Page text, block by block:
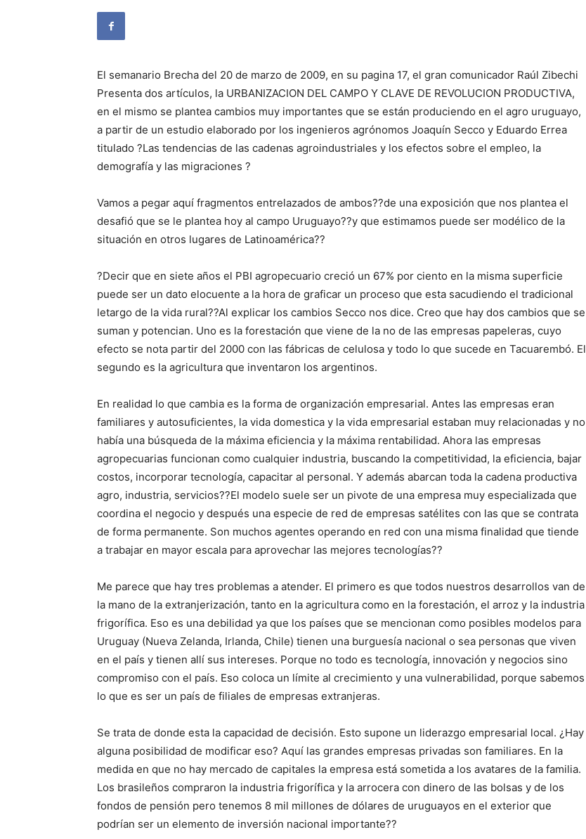
El semanario Brecha del 20 de marzo de 2009, en su pagina 17, el gran comunicador Raúl Zibechi
Presenta dos artículos, la URBANIZACION DEL CAMPO Y CLAVE DE REVOLUCION PRODUCTIVA,
en el mismo se plantea cambios muy importantes que se están produciendo en el agro uruguayo,
a partir de un estudio elaborado por los ingenieros agrónomos Joaquín Secco y Eduardo Errea
titulado ?Las tendencias de las cadenas agroindustriales y los efectos sobre el empleo, la
demografía y las migraciones ?
Vamos a pegar aquí fragmentos entrelazados de ambos??de una exposición que nos plantea el
desafió que se le plantea hoy al campo Uruguayo??y que estimamos puede ser modélico de la
situación en otros lugares de Latinoamérica??
?Decir que en siete años el PBI agropecuario creció un 67% por ciento en la misma superficie
puede ser un dato elocuente a la hora de graficar un proceso que esta sacudiendo el tradicional
letargo de la vida rural??Al explicar los cambios Secco nos dice. Creo que hay dos cambios que se
suman y potencian. Uno es la forestación que viene de la no de las empresas papeleras, cuyo
efecto se nota partir del 2000 con las fábricas de celulosa y todo lo que sucede en Tacuarembó. El
segundo es la agricultura que inventaron los argentinos.
En realidad lo que cambia es la forma de organización empresarial. Antes las empresas eran
familiares y autosuficientes, la vida domestica y la vida empresarial estaban muy relacionadas y no
había una búsqueda de la máxima eficiencia y la máxima rentabilidad. Ahora las empresas
agropecuarias funcionan como cualquier industria, buscando la competitividad, la eficiencia, bajar
costos, incorporar tecnología, capacitar al personal. Y además abarcan toda la cadena productiva
agro, industria, servicios??El modelo suele ser un pivote de una empresa muy especializada que
coordina el negocio y después una especie de red de empresas satélites con las que se contrata
de forma permanente. Son muchos agentes operando en red con una misma finalidad que tiende
a trabajar en mayor escala para aprovechar las mejores tecnologías??
Me parece que hay tres problemas a atender. El primero es que todos nuestros desarrollos van de
la mano de la extranjerización, tanto en la agricultura como en la forestación, el arroz y la industria
frigorífica. Eso es una debilidad ya que los países que se mencionan como posibles modelos para
Uruguay (Nueva Zelanda, Irlanda, Chile) tienen una burguesía nacional o sea personas que viven
en el país y tienen allí sus intereses. Porque no todo es tecnología, innovación y negocios sino
compromiso con el país. Eso coloca un límite al crecimiento y una vulnerabilidad, porque sabemos
lo que es ser un país de filiales de empresas extranjeras.
Se trata de donde esta la capacidad de decisión. Esto supone un liderazgo empresarial local. ¿Hay
alguna posibilidad de modificar eso? Aquí las grandes empresas privadas son familiares. En la
medida en que no hay mercado de capitales la empresa está sometida a los avatares de la familia.
Los brasileños compraron la industria frigorífica y la arrocera con dinero de las bolsas y de los
fondos de pensión pero tenemos 8 mil millones de dólares de uruguayos en el exterior que
podrían ser un elemento de inversión nacional importante??